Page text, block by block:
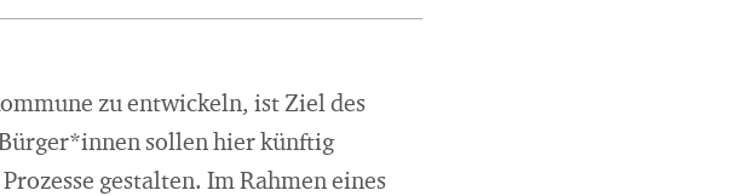
zu entwickeln, ist Ziel des
sollen hier künftig
gestalten. Im Rahmen eines